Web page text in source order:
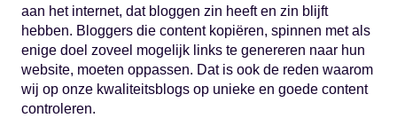
aan het internet, dat bloggen zin heeft en zin blijft
hebben. Bloggers die content kopiëren, spinnen met als
enige doel zoveel mogelijk links te genereren naar hun
website, moeten oppassen. Dat is ook de reden waarom
wij op onze kwaliteitsblogs op unieke en goede content
controleren.